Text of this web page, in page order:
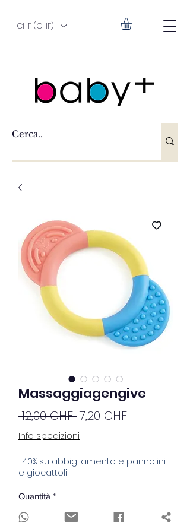
CHF (CHF)
Massaggiagengive
12,00 CHF Prezzo
regolare
7,20 CHFPrezzo
Info spedizioni
-40% su abbigliamento e pannolini
e giocattoli
Quantità *